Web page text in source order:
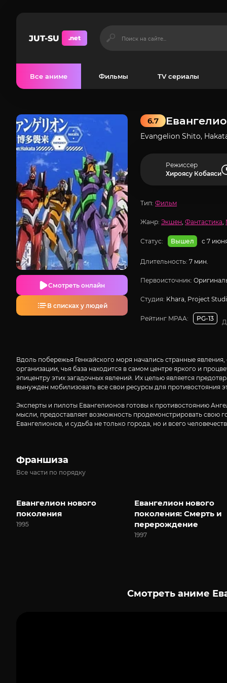
JUT-SU .net
Все аниме Фильмы TV сериалы
6.7
Evangelion Shito,
Смотреть онлайн
В списках у людей
Режиссер
Хироясу Кобаяси
Тип: Фильм
Жанр: Экшен, Фантастика,
Статус: Вышел с 7
Длительность: 7 мин.
Первоисточник:
Студия: Khara, Project
Рейтинг MPAA: PG-13
Вдоль побережья Генкайского моря начались странные
организации, чья база находится в самом центре яркого и
эпицентру этих загадочных явлений. Их целью является
вынужден мобилизовать все свои ресурсы для противостояния
Эксперты и пилоты Евангелионов готовы к противостоянию
мысли, предоставляет возможность продемонстрировать свою
Евангелионов, и судьба не только города, но и всего
Франшиза
Все части по порядку
Евангелион нового
поколения
1995
Евангелион нового
поколения: Смерть и
перерождение
1997
Смотреть аниме